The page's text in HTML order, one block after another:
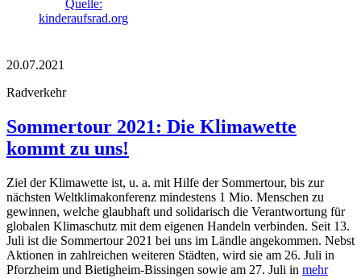
Quelle:
kinderaufsrad.org
20.07.2021
Radverkehr
Sommertour 2021: Die Klimawette
kommt zu uns!
Ziel der Klimawette ist, u. a. mit Hilfe der Sommertour, bis zur
nächsten Weltklimakonferenz mindestens 1 Mio. Menschen zu
gewinnen, welche glaubhaft und solidarisch die Verantwortung für
globalen Klimaschutz mit dem eigenen Handeln verbinden. Seit 13.
Juli ist die Sommertour 2021 bei uns im Ländle angekommen. Nebst
Aktionen in zahlreichen weiteren Städten, wird sie am 26. Juli in
Pforzheim und Bietigheim-Bissingen sowie am 27. Juli in mehr